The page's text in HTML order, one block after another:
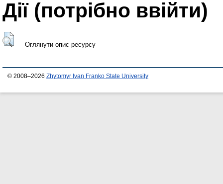
Дії ​​(потрібно ввійти)
Оглянути опис ресурсу
© 2008–2026 Zhytomyr Ivan Franko State University